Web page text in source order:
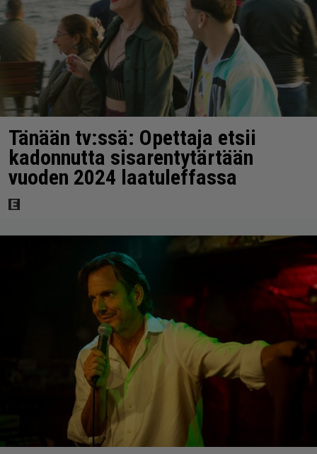
Tänään tv:ssä: Opettaja etsii
kadonnutta sisarentytärtään
vuoden 2024 laatuleffassa